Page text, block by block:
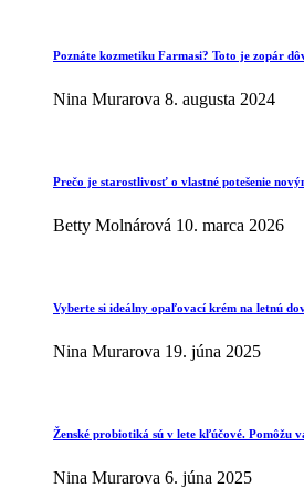
Poznáte kozmetiku Farmasi? Toto je zopár
Nina Murarova 8. augusta 2024
Prečo je starostlivosť o vlastné potešenie
Betty Molnárová 10. marca 2026
Vyberte si ideálny opaľovací krém na letnú
Nina Murarova 19. júna 2025
Ženské probiotiká sú v lete kľúčové. Pomôžu
Nina Murarova 6. júna 2025